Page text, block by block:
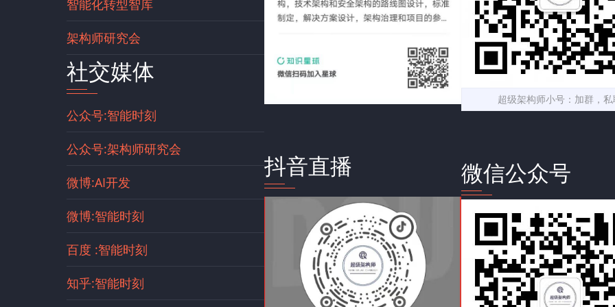
智能化转型智库
架构师研究会
社交媒体
公众号:智能时刻
公众号:架构师研究会
微博:AI开发
微博:智能时刻
百度 :智能时刻
知乎:智能时刻
抖音直播
超级架构师小号：加群，私
微信公众号